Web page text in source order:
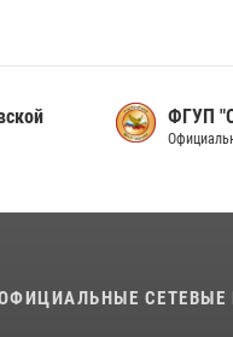
ФГУП
СЕТЕВЫЕ